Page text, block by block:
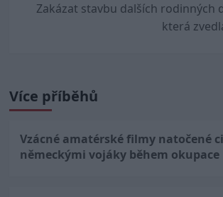
Zakázat stavbu dalších rodinných
která
Více příběhů
Vzácné amatérské filmy natočené
německými vojáky během okupace